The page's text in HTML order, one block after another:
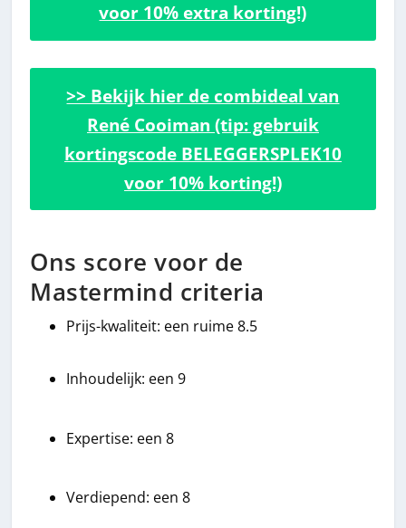
voor 10% extra korting!)
>> Bekijk hier de combideal van
René Cooiman (tip: gebruik
kortingscode BELEGGERSPLEK10
voor 10% korting!)
Ons score voor de
Mastermind criteria
Prijs-kwaliteit: een ruime 8.5
Inhoudelijk: een 9
Expertise: een 8
Verdiepend: een 8